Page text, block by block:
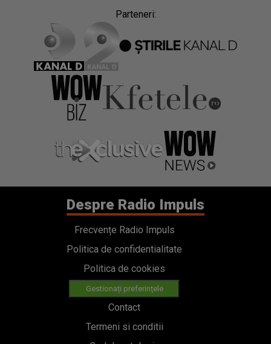
Parteneri:
Despre Radio Impuls
Frecvențe Radio Impuls
Politica de confidentialitate
Politica de cookies
Gestionați preferințele
Contact
Termeni si conditii